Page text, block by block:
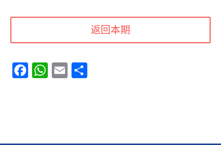
返回本期
Facebook
WhatsApp
Email